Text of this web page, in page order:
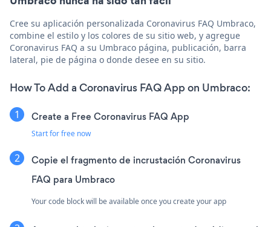
Cree su aplicación personalizada Coronavirus FAQ Umbraco,
combine el estilo y los colores de su sitio web, y agregue
Coronavirus FAQ a su Umbraco página, publicación, barra
lateral, pie de página o donde desee en su sitio.
How To Add a Coronavirus FAQ App on Umbraco:
Create a Free Coronavirus FAQ App
Start for free now
Copie el fragmento de incrustación Coronavirus
FAQ para Umbraco
Your code block will be available once you create your app